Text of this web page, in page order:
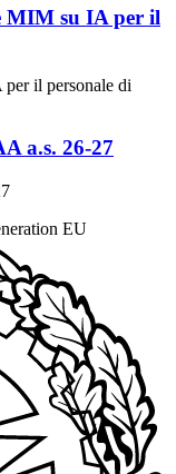
MIM su IA per il
il personale di
a.s. 26-27